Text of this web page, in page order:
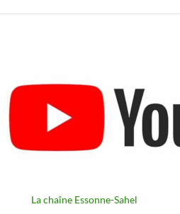
La chaîne Essonne-Sahel